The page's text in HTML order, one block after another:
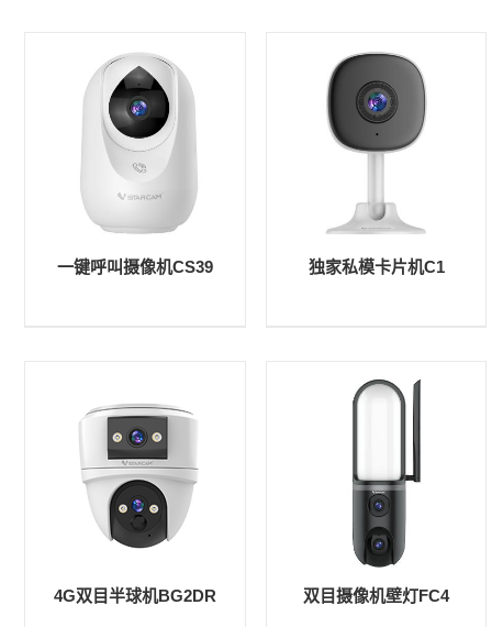
一键呼叫摄像机CS39 独家私模卡片机C1
4G双目半球机BG2DR 双目摄像机壁灯FC4